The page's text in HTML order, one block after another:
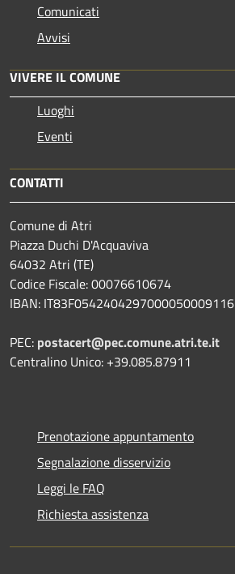
Comunicati
Avvisi
VIVERE IL COMUNE
Luoghi
Eventi
CONTATTI
Comune di Atri
Piazza Duchi D'Acquaviva
64032 Atri (TE)
Codice Fiscale: 00076610674
IBAN: IT83F0542404297000050009116
PEC: postacert@pec.comune.atri.te.it
Centralino Unico: +39.085.87911
Prenotazione appuntamento
Segnalazione disservizio
Leggi le FAQ
Richiesta assistenza